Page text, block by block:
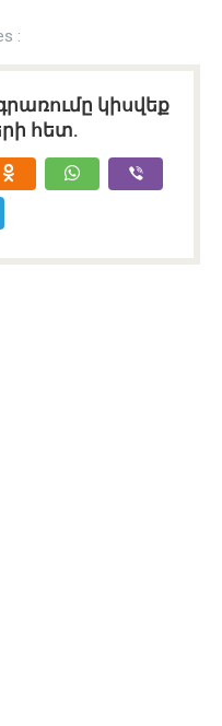
:
կիսվեք
հետ.